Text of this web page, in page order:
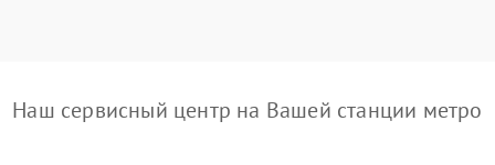
Наш сервисный центр на Вашей станции метро